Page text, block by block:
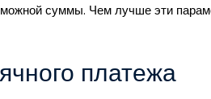
суммы. Чем лучше эти
платежа